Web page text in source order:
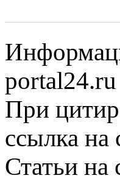
При
ссылка на
Статьи на